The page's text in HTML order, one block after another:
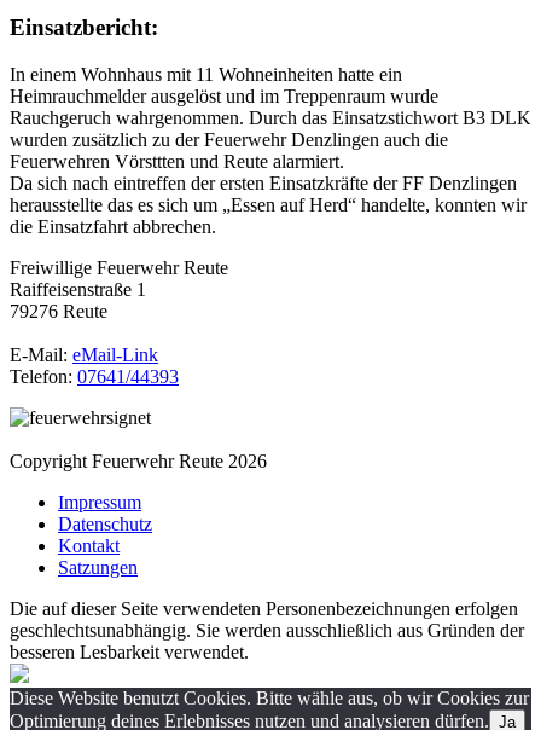
Einsatzbericht:
In einem Wohnhaus mit 11 Wohneinheiten hatte ein
Heimrauchmelder ausgelöst und im Treppenraum wurde
Rauchgeruch wahrgenommen. Durch das Einsatzstichwort B3 DLK
wurden zusätzlich zu der Feuerwehr Denzlingen auch die
Feuerwehren Vörsttten und Reute alarmiert.
Da sich nach eintreffen der ersten Einsatzkräfte der FF Denzlingen
herausstellte das es sich um „Essen auf Herd“ handelte, konnten wir
die Einsatzfahrt abbrechen.
Freiwillige Feuerwehr Reute
Raiffeisenstraße 1
79276 Reute
E-Mail: eMail-Link
Telefon: 07641/44393
Copyright Feuerwehr Reute 2026
Impressum
Datenschutz
Kontakt
Satzungen
Die auf dieser Seite verwendeten Personenbezeichnungen erfolgen
geschlechtsunabhängig. Sie werden ausschließlich aus Gründen der
besseren Lesbarkeit verwendet.
Diese Website benutzt Cookies. Bitte wähle aus, ob wir Cookies zur
Optimierung deines Erlebnisses nutzen und analysieren dürfen. Ja